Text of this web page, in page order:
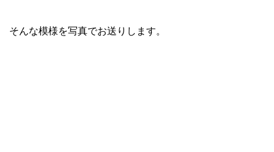
そんな模様を写真でお送りします。